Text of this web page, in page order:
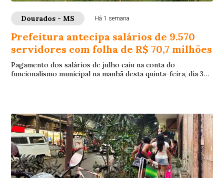
Dourados - MS Há 1 semana
Prefeitura antecipa salários de 9.570
servidores com folha de R$ 70,7 milhões
Pagamento dos salários de julho caiu na conta do
funcionalismo municipal na manhã desta quinta-feira, dia 30